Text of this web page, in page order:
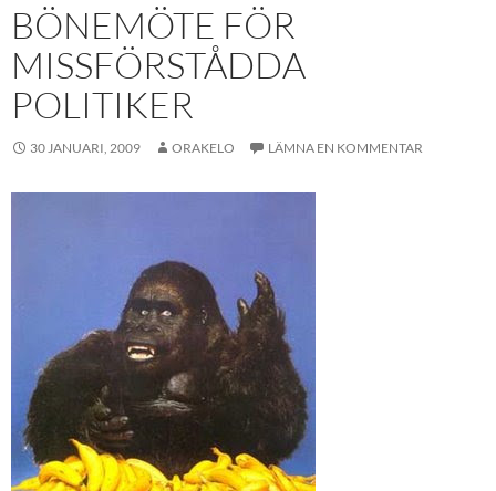
BÖNEMÖTE FÖR
MISSFÖRSTÅDDA
POLITIKER
30 JANUARI, 2009 ORAKELO LÄMNA EN KOMMENTAR